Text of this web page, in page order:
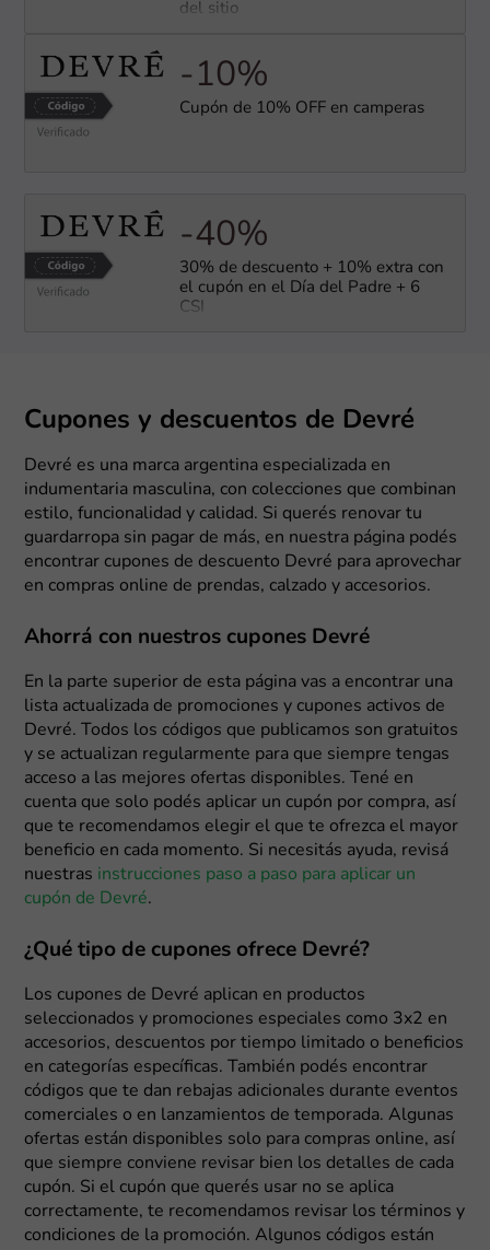
del sitio
-10%
Cupón de 10% OFF en camperas
-40%
30% de descuento + 10% extra con
el cupón en el Día del Padre + 6
CSI
Cupones y descuentos de Devré
Devré es una marca argentina especializada en
indumentaria masculina, con colecciones que combinan
estilo, funcionalidad y calidad. Si querés renovar tu
guardarropa sin pagar de más, en nuestra página podés
encontrar cupones de descuento Devré para aprovechar
en compras online de prendas, calzado y accesorios.
Ahorrá con nuestros cupones Devré
En la parte superior de esta página vas a encontrar una
lista actualizada de promociones y cupones activos de
Devré. Todos los códigos que publicamos son gratuitos
y se actualizan regularmente para que siempre tengas
acceso a las mejores ofertas disponibles. Tené en
cuenta que solo podés aplicar un cupón por compra, así
que te recomendamos elegir el que te ofrezca el mayor
beneficio en cada momento. Si necesitás ayuda, revisá
nuestras instrucciones paso a paso para aplicar un
cupón de Devré.
¿Qué tipo de cupones ofrece Devré?
Los cupones de Devré aplican en productos
seleccionados y promociones especiales como 3x2 en
accesorios, descuentos por tiempo limitado o beneficios
en categorías específicas. También podés encontrar
códigos que te dan rebajas adicionales durante eventos
comerciales o en lanzamientos de temporada. Algunas
ofertas están disponibles solo para compras online, así
que siempre conviene revisar bien los detalles de cada
cupón. Si el cupón que querés usar no se aplica
correctamente, te recomendamos revisar los términos y
condiciones de la promoción. Algunos códigos están